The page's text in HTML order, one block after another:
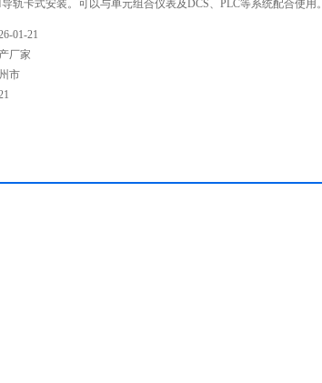
轨卡式安装。可以与单元组合仪表及DCS、PLC等系统配合使用。
01-21
厂家
市